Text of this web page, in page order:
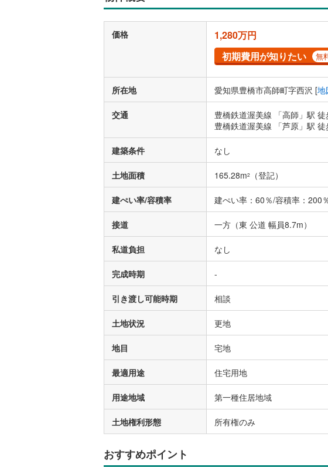
価格
1,280万円
初期費用が知りたい
無
所在地 愛知県豊橋市高師町字西沢 [地
交通
豊橋鉄道渥美線 「高師」駅
豊橋鉄道渥美線 「芦原」駅
建築条件 なし
土地面積 165.28m2 （登記）
建ぺい率/容積率 建ぺい率：60％/容積率：200
接道 一方（東 公道 幅員8.7m）
私道負担 なし
完成時期 -
引き渡し可能時期 相談
土地状況 更地
地目 宅地
最適用途 住宅用地
用途地域 第一種住居地域
土地権利形態 所有権のみ
おすすめポイント